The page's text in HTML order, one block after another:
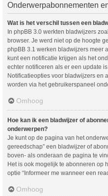
Onderwerpabonnementen
Wat is het verschil tussen een
In phpBB 3.0 werkten bladwijzers
browser. Je werd niet op de hoogte
phpBB 3.1 werken bladwijzers meer
kunt een notificatie krijgen als het
echter notificeren als er een update
Notificatieopties voor bladwijzers en
worden via het gebruikerspaneel
Omhoog
Hoe kan ik een bladwijzer of
onderwerpen?
Je kunt op de pagina van het
gereedschap” een bladwijzer of
boven- als onderaan de pagina te
Het is ook mogelijk te abonneren op
optie “Informeer me wanneer een
Omhoog